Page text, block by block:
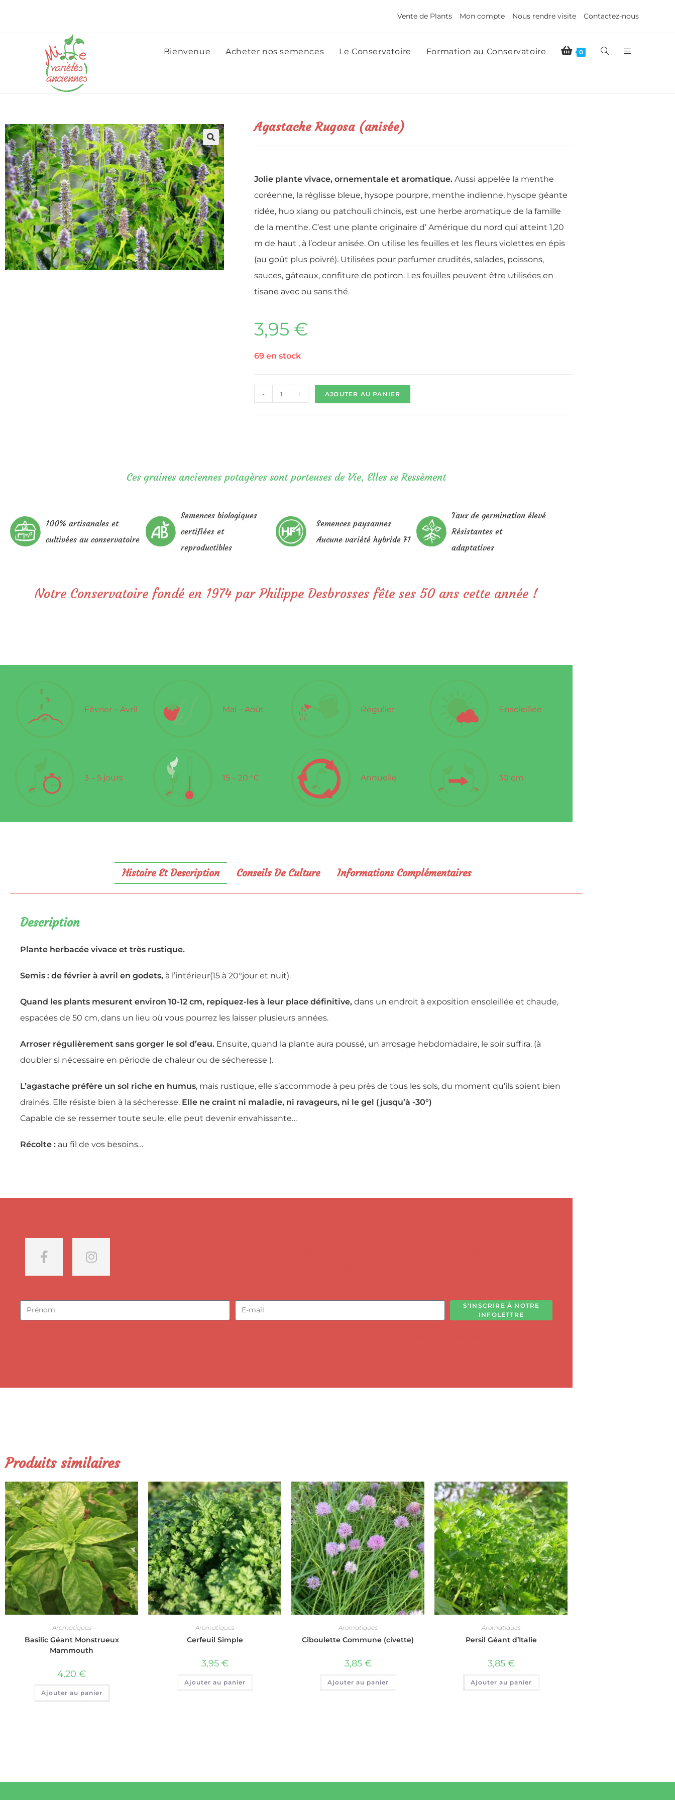
Vente de Plants Mon compte Nous rendre visite Contactez-nous
Bienvenue Acheter nos semences Le Conservatoire Formation au Conservatoire 0
Agastache Rugosa (anisée)
Jolie plante vivace, ornementale et aromatique. Aussi appelée la menthe
coréenne, la réglisse bleue, hysope pourpre, menthe indienne, hysope géante
ridée, huo xiang ou patchouli chinois, est une herbe aromatique de la famille
de la menthe. C’est une plante originaire d’ Amérique du nord qui atteint 1,20
m de haut , à l’odeur anisée. On utilise les feuilles et les fleurs violettes en épis
(au goût plus poivré). Utilisées pour parfumer crudités, salades, poissons,
sauces, gâteaux, confiture de potiron. Les feuilles peuvent être utilisées en
tisane avec ou sans thé.
3,95 €
69 en stock
- + AJOUTER AU PANIER
Ces graines anciennes potagères sont porteuses de Vie, Elles se Ressèment
100% artisanales et
cultivées au conservatoire
Semences biologiques
certifiées et
reproductibles
Semences paysannes
Aucune variété hybride F1
Taux de germination élevé
Résistantes et
adaptatives
Notre Conservatoire fondé en 1974 par Philippe Desbrosses fête ses 50 ans cette année !
Février – Avril Mai – Août Régulier Ensoleillée
3 – 5 jours 15 – 20 °C Annuelle 30 cm
Histoire Et Description Conseils De Culture Informations Complémentaires
Description
Plante herbacée vivace et très rustique.
Semis : de février à avril en godets, à l’intérieur(15 à 20°jour et nuit).
Quand les plants mesurent environ 10-12 cm, repiquez-les à leur place définitive, dans un endroit à exposition ensoleillée et chaude,
espacées de 50 cm, dans un lieu où vous pourrez les laisser plusieurs années.
Arroser régulièrement sans gorger le sol d’eau. Ensuite, quand la plante aura poussé, un arrosage hebdomadaire, le soir suffira. (à
doubler si nécessaire en période de chaleur ou de sécheresse ).
L’agastache préfère un sol riche en humus, mais rustique, elle s’accommode à peu près de tous les sols, du moment qu’ils soient bien
drainés. Elle résiste bien à la sécheresse. Elle ne craint ni maladie, ni ravageurs, ni le gel (jusqu’à -30°)
Capable de se ressemer toute seule, elle peut devenir envahissante…
Récolte : au fil de vos besoins…
S'INSCRIRE À NOTRE
INFOLETTRE
Produits similaires
Aromatiques
Basilic Géant Monstrueux
Mammouth
4,20 €
Ajouter au panier
Aromatiques
Cerfeuil Simple
3,95 €
Ajouter au panier
Aromatiques
Ciboulette Commune (civette)
3,85 €
Ajouter au panier
Aromatiques
Persil Géant d’Italie
3,85 €
Ajouter au panier